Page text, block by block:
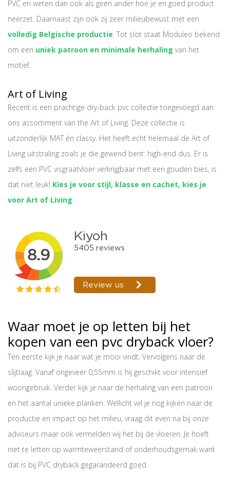
PVC en weten dan ook als geen ander hoe je en goed product
neerzet. Daarnaast zijn ook zij zeer milieubewust met een
volledig Belgische productie. Tot slot staat Moduleo bekend
om een uniek patroon en minimale herhaling van het
motief.
Art of Living
Recent is een prachtige dry-back pvc collectie toegevoegd aan
ons assortiment van the Art of Living. Deze collectie is
uitzonderlijk MAT én classy. Het heeft echt helemaal de Art of
Living uitstraling zoals je die gewend bent: high-end dus. Er is
zelfs een PVC visgraatvloer verkrijgbaar met een gouden bies, is
dat niet leuk! Kies je voor stijl, klasse en cachet, kies je
voor Art of Living.
Waar moet je op letten bij het
kopen van een pvc dryback vloer?
Ten eerste kijk je naar wat je mooi vindt. Vervolgens naar de
slijtlaag. Vanaf ongeveer 0,55mm is hij geschikt voor intensief
woongebruik. Verder kijk je naar de herhaling van een patroon
en het aantal unieke planken. Wellicht wil je nog kijken naar de
productie en impact op het milieu, vraag dit even na bij onze
adviseurs maar ook vermelden wij het bij de vloeren. Je hoeft
niet te letten op warmteweerstand of onderhoudsgemak want
dat is bij PVC dryback gegarandeerd goed.